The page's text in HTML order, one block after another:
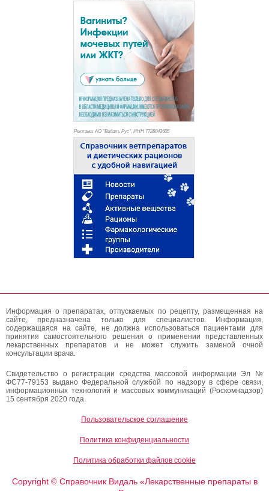
Реклама. АО "Видаль Рус", ИНН 7728043605
Информация о препаратах, отпускаемых по рецепту, размещенная на
сайте, предназначена только для специалистов. Информация,
содержащаяся на сайте, не должна использоваться пациентами для
принятия самостоятельного решения о применении представленных
лекарственных препаратов и не может служить заменой очной
консультации врача.
Свидетельство о регистрации средства массовой информации Эл №
ФС77-79153 выдано Федеральной службой по надзору в сфере связи,
информационных технологий и массовых коммуникаций (Роскомнадзор)
15 сентября 2020 года.
Пользовательское соглашение
Политика конфиденциальности
Политика обработки файлов cookie
Copyright ©Справочник Видаль «Лекарственные препараты в